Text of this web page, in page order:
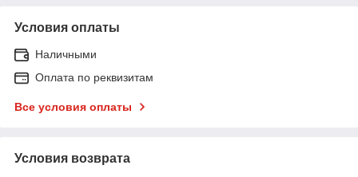
Условия оплаты
Наличными
Оплата по реквизитам
Все условия оплаты
Условия возврата